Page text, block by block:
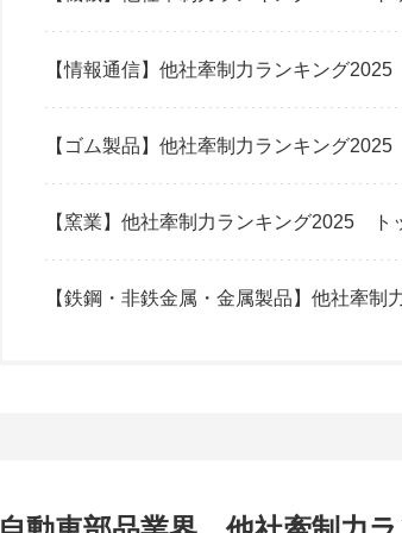
【情報通信】他社牽制力ランキング
【ゴム製品】他社牽制力ランキング
【窯業】他社牽制力ランキング2025 ト
【鉄鋼・非鉄金属・金属製品】他社牽